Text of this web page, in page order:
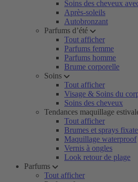
Soins des cheveux
Après-soleils
Autobronzant
Parfums d’été
Tout afficher
Parfums femme
Parfums homme
Brume corporelle
Soins
Tout afficher
Visage & Soins du
Soins des cheveux
Tendances maquillage
Tout afficher
Brumes et sprays
Maquillage waterproof
Vernis à ongles
Look retour de plage
Parfums
Tout afficher